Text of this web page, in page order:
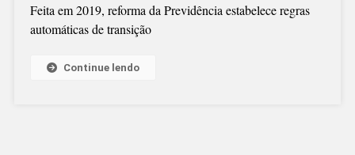
Feita em 2019, reforma da Previdência estabelece regras
automáticas de transição
Continue lendo